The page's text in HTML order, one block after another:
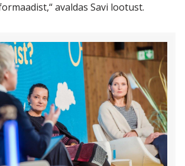
avaldas Savi lootust.